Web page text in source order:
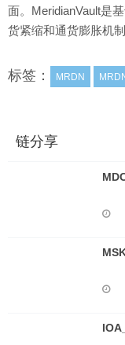
面。MeridianVault是
货紧缩和通货膨胀机
标签： MRDN
链分享